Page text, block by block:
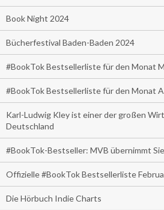
Book Night 2024
Bücherfestival Baden-Baden 2024
#BookTok Bestsellerliste für den Monat
#BookTok Bestsellerliste für den Monat
Karl-Ludwig Kley ist einer der großen
Deutschland
#BookTok-Bestseller: MVB übernimmt
Offizielle #BookTok Bestsellerliste
Die Hörbuch Indie Charts